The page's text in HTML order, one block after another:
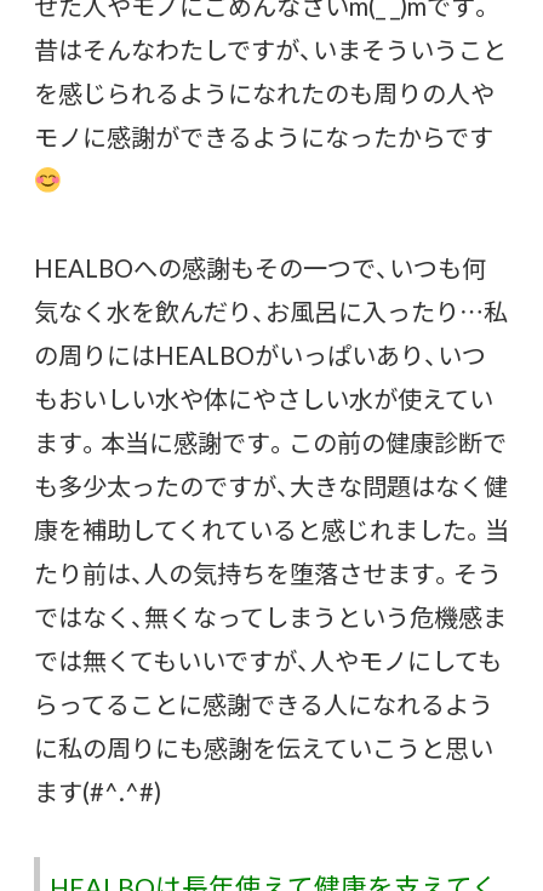
昔はそんなわたしですが、いまそういうこと
を感じられるようになれたのも周りの人や
モノに感謝ができるようになったからです
HEALBOへの感謝もその一つで、いつも何
気なく水を飲んだり、お風呂に入ったり…私
の周りにはHEALBOがいっぱいあり、いつ
もおいしい水や体にやさしい水が使えてい
ます。本当に感謝です。この前の健康診断で
も多少太ったのですが、大きな問題はなく健
康を補助してくれていると感じれました。当
たり前は、人の気持ちを堕落させます。そう
ではなく、無くなってしまうという危機感ま
では無くてもいいですが、人やモノにしても
らってることに感謝できる人になれるよう
に私の周りにも感謝を伝えていこうと思い
ます(#^.^#)